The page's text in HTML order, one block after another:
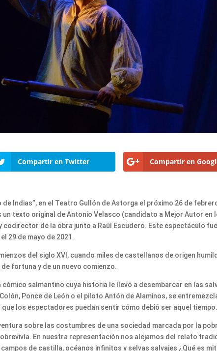
Compartir en Twitter Compartir en
Indias”, en el Teatro Gullón de Astorga el próximo 26 de
texto original de Antonio Velasco (candidato a Mejor Autor en
codirector de la obra junto a Raúl Escudero. Este espectáculo fue
29 de mayo de 2021.
del siglo XVI, cuando miles de castellanos de origen
fortuna y de un nuevo comienzo.
salmantino cuya historia le llevó a desembarcar en las
Ponce de León o el piloto Antón de Alaminos, se
los espectadores puedan sentir cómo debió ser aquel tiempo.
sobre las costumbres de una sociedad marcada por la
En nuestra representación nos alejamos del relato
de castilla, océanos infinitos y selvas salvajes ¿Qué es